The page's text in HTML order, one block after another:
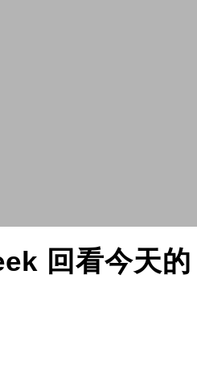
回看今天的